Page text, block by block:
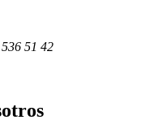
51 42